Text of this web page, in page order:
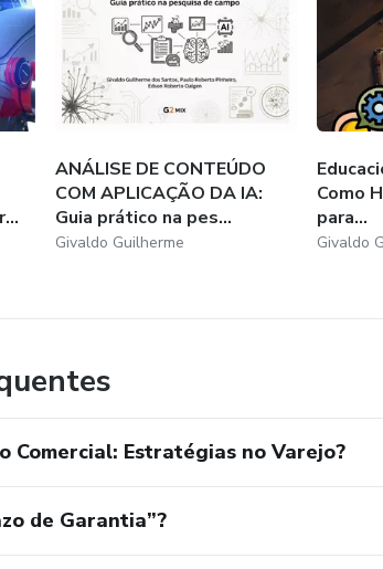
ANÁLISE DE CONTEÚDO
COM APLICAÇÃO DA IA:
Guia prático na pes...
Givaldo Guilherme
Como
para...
Givaldo
Comercial: Estratégias no Varejo?
de Garantia”?